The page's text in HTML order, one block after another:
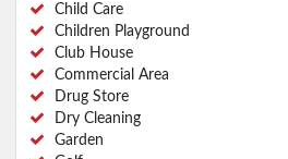
Child Care
Children Playground
Club House
Commercial Area
Drug Store
Dry Cleaning
Garden